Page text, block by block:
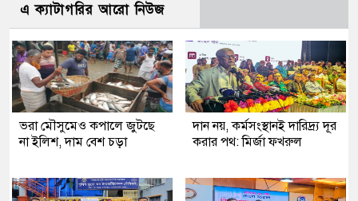
এ ক্যাটাগরির আরো নিউজ
ভরা মৌসুমেও কপালে জুটছে
না ইলিশ, দাম বেশ চড়া
দান নয়, কর্মসংস্থানই দারিদ্র্য দূর
করার পথ: মির্জা ফখরুল